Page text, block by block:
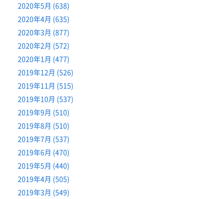
2020年5月 (638)
2020年4月 (635)
2020年3月 (877)
2020年2月 (572)
2020年1月 (477)
2019年12月 (526)
2019年11月 (515)
2019年10月 (537)
2019年9月 (510)
2019年8月 (510)
2019年7月 (537)
2019年6月 (470)
2019年5月 (440)
2019年4月 (505)
2019年3月 (549)